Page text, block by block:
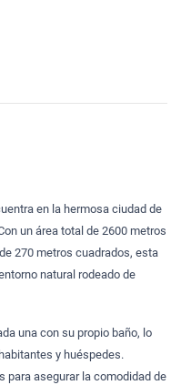
en la hermosa ciudad de
un área total de 2600 metros
270 metros cuadrados, esta
natural rodeado de
una con su propio baño, lo
y huéspedes.
para asegurar la comodidad de